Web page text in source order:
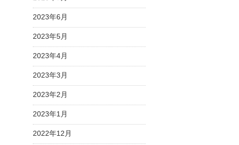
2023年6月
2023年5月
2023年4月
2023年3月
2023年2月
2023年1月
2022年12月